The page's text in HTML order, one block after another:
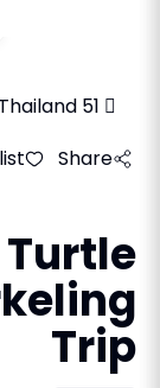
Share
Trip